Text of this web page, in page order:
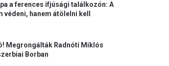
a ferences ifjúsági találkozón: A
védeni, hanem átölelni kell
Megrongálták Radnóti Miklós
Borban